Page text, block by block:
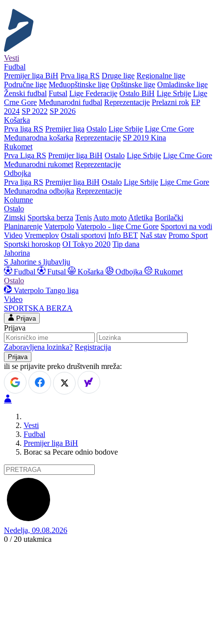
Vesti
Fudbal
Premijer liga BiH Prva liga RS Druge lige Regionalne lige
Područne lige Međuopštinske lige Opštinske lige Omladinske lige
Ženski fudbal Futsal Lige Federacije Ostalo BiH Lige Srbije Lige
Crne Gore Međunarodni fudbal Reprezentacije Prelazni rok EP
2024 SP 2022 SP 2026
Košarka
Prva liga RS Premijer liga Ostalo Lige Srbije Lige Crne Gore
Međunarodna košarka Reprezentacije SP 2019 Kina
Rukomet
Prva Liga RS Premijer liga BiH Ostalo Lige Srbije Lige Crne Gore
Međunarodni rukomet Reprezentacije
Odbojka
Prva liga RS Premijer liga BiH Ostalo Lige Srbije Lige Crne Gore
Međunarodna odbojka Reprezentacije
Kolumne
Ostalo
Zimski Sportska berza Tenis Auto moto Atletika Borilački
Planinarenje Vaterpolo Vaterpolo - lige Crne Gore Sportovi na vodi
Video Vremeplov Ostali sportovi Info BET Naš stav Promo Sport
Sportski horoskop OI Tokyo 2020 Tip dana
Jahorina
S Jahorine s ljubavlju
Fudbal
Futsal Košarka Odbojka
Rukomet
Ostalo
Vaterpolo Tango liga
Video
SPORTSKA BERZA
Prijava
Prijava
Zaboravljena lozinka? Registracija
ili se prijavite preko društvenih mreža:
Vesti
Fudbal
Premijer liga BiH
Borac sa Pecare odnio bodove
Nedelja, 09.08.2026
0 / 20 utakmica